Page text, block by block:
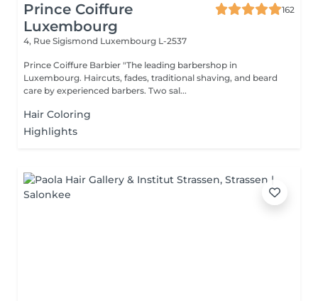
Prince Coiffure
Luxembourg
162
4, Rue Sigismond Luxembourg L-2537
Prince Coiffure Barbier "The leading barbershop in
Luxembourg. Haircuts, fades, traditional shaving, and beard
care by experienced barbers. Two sal...
Hair Coloring
Highlights